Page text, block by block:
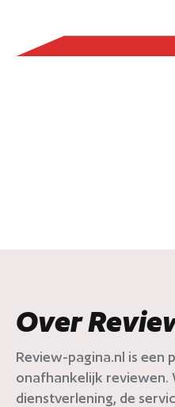
Over
Review-pagina.nl is
onafhankelijk reviewen.
dienstverlening, de